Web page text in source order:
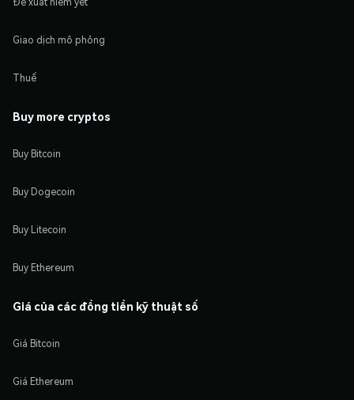
Giao dịch mô phỏng
Thuế
Buy more cryptos
Buy Bitcoin
Buy Dogecoin
Buy Litecoin
Buy Ethereum
Giá của các đồng tiền kỹ thuật số
Giá Bitcoin
Giá Ethereum